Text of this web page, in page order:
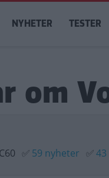
Main
navigation
NYHETER TESTER
om
✅ 59 nyheter ✅